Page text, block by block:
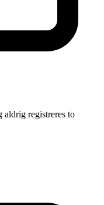
aldrig registreres to